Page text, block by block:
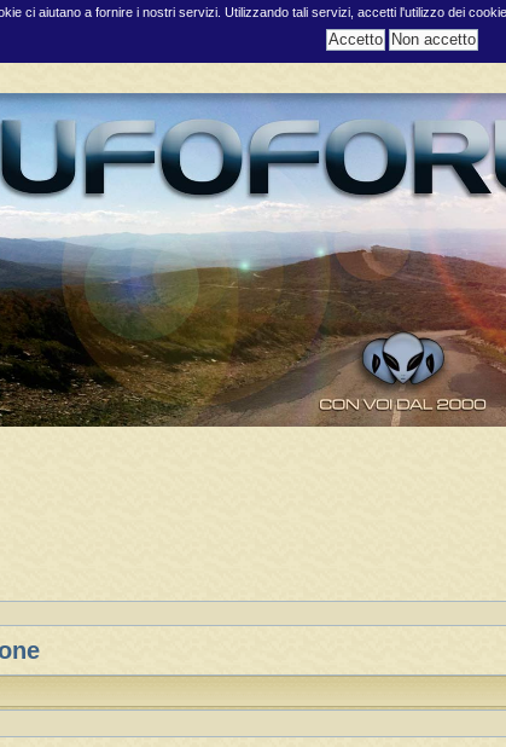
ci aiutano a fornire i nostri servizi. Utilizzando tali servizi, accetti l'utilizzo dei